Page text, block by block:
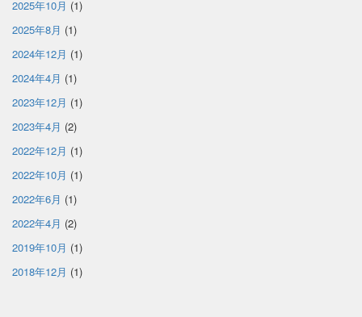
2025年10月 (1)
2025年8月 (1)
2024年12月 (1)
2024年4月 (1)
2023年12月 (1)
2023年4月 (2)
2022年12月 (1)
2022年10月 (1)
2022年6月 (1)
2022年4月 (2)
2019年10月 (1)
2018年12月 (1)